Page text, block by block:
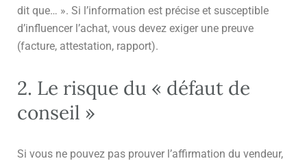
dit que… ». Si l’information est précise et susceptible
d’influencer l’achat, vous devez exiger une preuve
(facture, attestation, rapport).
2. Le risque du « défaut de
conseil »
Si vous ne pouvez pas prouver l’affirmation du vendeur,